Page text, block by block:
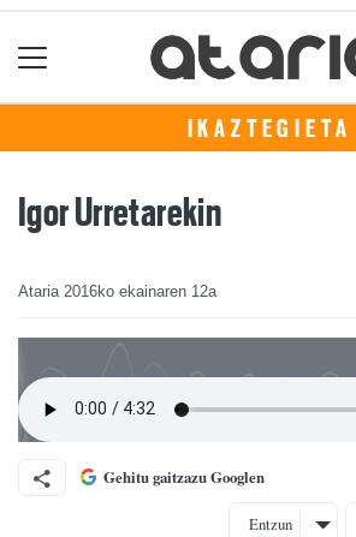
IKAZTEGIETA
Igor Urretarekin
Ataria 2016ko ekainaren 12a
Gehitu gaitzazu Googlen
Entzun